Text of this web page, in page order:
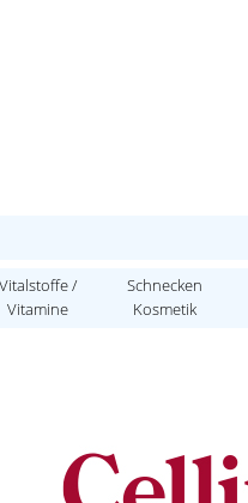
Vitalstoffe /
Vitamine
Schnecken
Kosmetik